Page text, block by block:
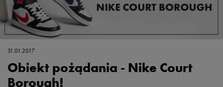
31.01.2017
Obiekt pożądania - Nike Court
Borough!